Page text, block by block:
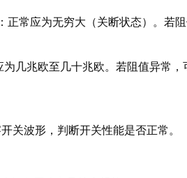
正常应为无穷大（关断状态）。若
几兆欧至几十兆欧。若阻值异常，
关波形，判断开关性能是否正常。